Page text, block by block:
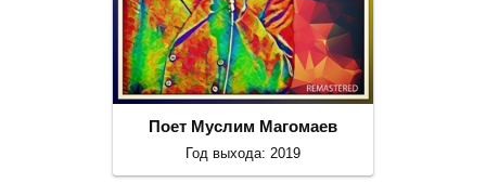
Поет Муслим Магомаев
Год выхода: 2019